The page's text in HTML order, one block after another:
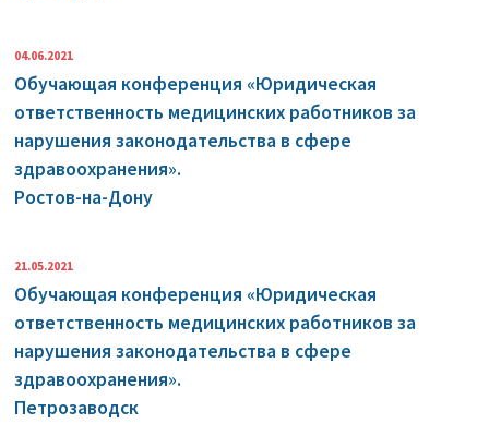
04.06.2021
Обучающая конференция «Юридическая
ответственность медицинских работников за
нарушения законодательства в сфере
здравоохранения».
Ростов-на-Дону
21.05.2021
Обучающая конференция «Юридическая
ответственность медицинских работников за
нарушения законодательства в сфере
здравоохранения».
Петрозаводск